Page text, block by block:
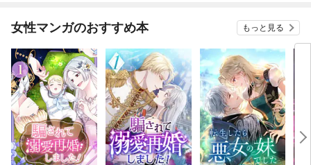
女性マンガのおすすめ本 もっと見る